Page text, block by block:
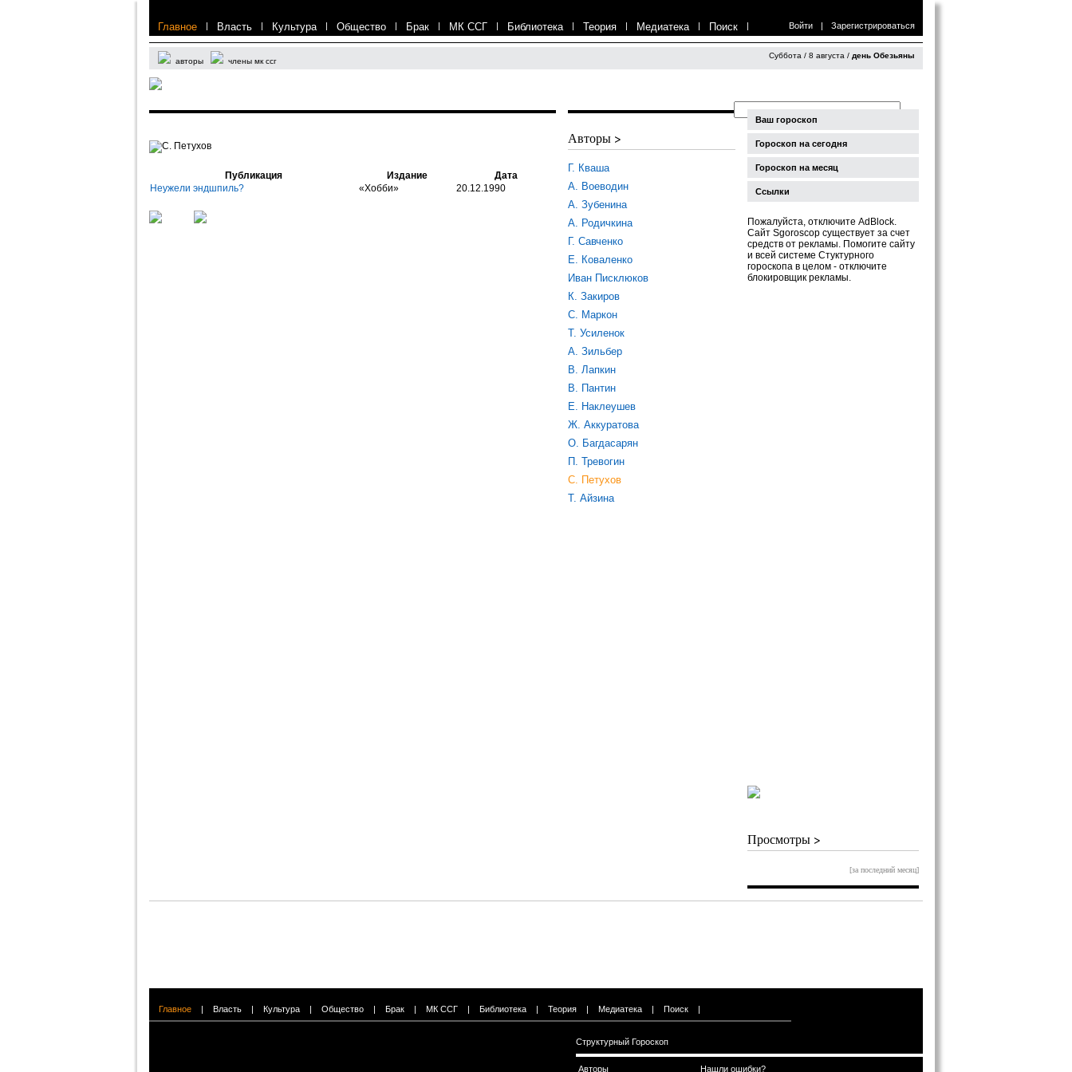
Главное | Власть | Культура | Общество | Брак | МК ССГ | Библиотека | Теория | Медиатека | Поиск | Войти | Зарегистрироваться
авторы члены мк ссг
Суббота / 8 августа / день Обезьяны
С. Петухов
Публикация Издание
Дата
Неужели эндшпиль?
«Хобби» 20.12.1990
Авторы >
Г. Кваша
А. Воеводин
А. Зубенина
А. Родичкина
Г. Савченко
Е. Коваленко
Иван Писклюков
К. Закиров
С. Маркон
Т. Усиленок
А. Зильбер
В. Лапкин
В. Пантин
Е. Наклеушев
Ж. Аккуратова
О. Багдасарян
П. Тревогин
С. Петухов
Т. Айзина
Ваш гороскоп
Гороскоп на сегодня
Гороскоп на месяц
Ссылки
Пожалуйста, отключите AdBlock.
Сайт Sgoroscop существует за счет
средств от рекламы. Помогите сайту
и всей системе Стуктурного
гороскопа в целом - отключите
блокировщик рекламы.
Просмотры >
[за последний месяц]
Главное | Власть | Культура | Общество | Брак | МК ССГ | Библиотека | Теория | Медиатека | Поиск |
Структурный Гороскоп
Авторы Нашли ошибки?